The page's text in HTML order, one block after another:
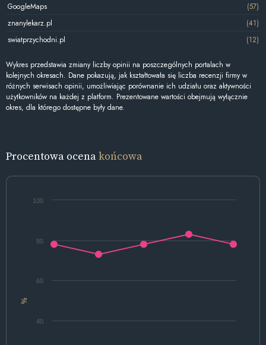
GoogleMaps
(57)
znanylekarz.pl
(41)
swiatprzychodni.pl
(12)
Wykres przedstawia zmiany liczby opinii na poszczególnych portalach w
kolejnych okresach. Dane pokazują, jak kształtowała się liczba recenzji firmy w
różnych serwisach opinii, umożliwiając porównanie ich udziału oraz aktywności
użytkowników na każdej z platform. Prezentowane wartości obejmują wyłącznie
okres, dla którego dostępne były dane.
Procentowa ocenakońcowa
%
40
60
80
100